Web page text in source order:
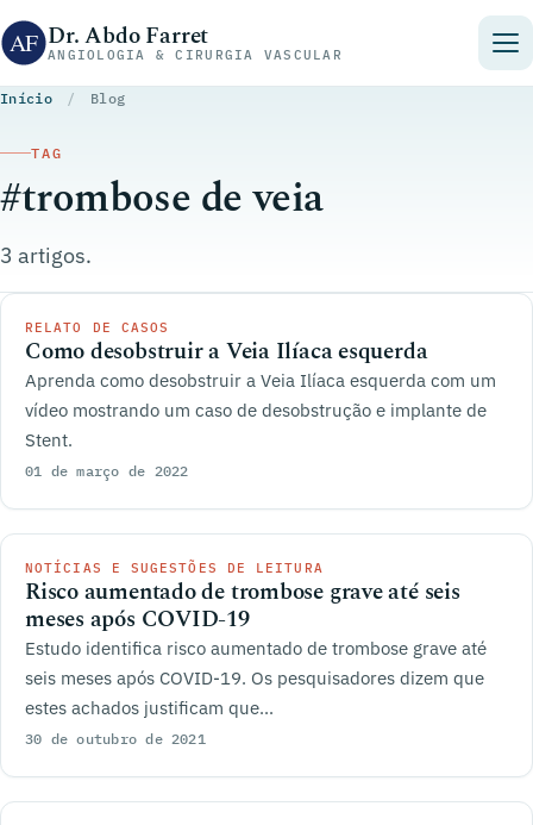
Pular para o conteúdo
Dr. Abdo Farret
ANGIOLOGIA & CIRURGIA VASCULAR
Início / Blog
TAG
#trombose de veia
3 artigos.
RELATO DE CASOS
Como desobstruir a Veia Ilíaca esquerda
Aprenda como desobstruir a Veia Ilíaca esquerda com um
vídeo mostrando um caso de desobstrução e implante de
Stent.
01 de março de 2022
NOTÍCIAS E SUGESTÕES DE LEITURA
Risco aumentado de trombose grave até seis
meses após COVID-19
Estudo identifica risco aumentado de trombose grave até
seis meses após COVID-19. Os pesquisadores dizem que
estes achados justificam que...
30 de outubro de 2021